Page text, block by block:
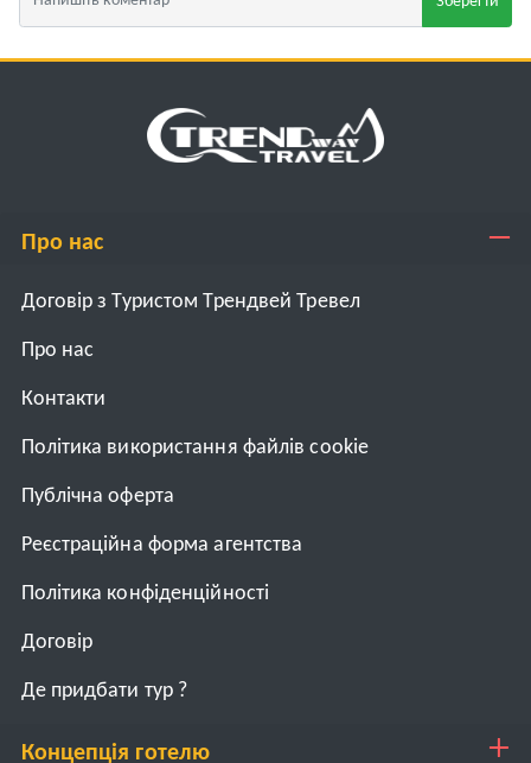
Про нас
Договір з Туристом Трендвей Тревел
Про нас
Контакти
Політика використання файлів cookie
Публічна оферта
Реєстраційна форма агентства
Політика конфіденційності
Договiр
Де придбати тур ?
Концепція готелю